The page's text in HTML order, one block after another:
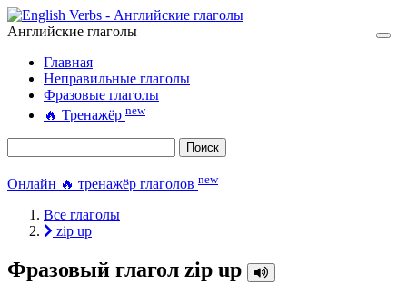
Английские глаголы
Главная
Неправильные глаголы
Фразовые глаголы
🔥 Тренажёр new
Поиск
Онлайн 🔥 тренажёр глаголов new
Все глаголы
zip up
Фразовый глагол zip up